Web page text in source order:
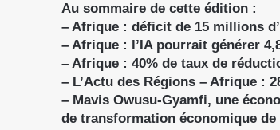
Au sommaire de cette édition :
– Afrique : déficit de 15 millions
– Afrique : l’IA pourrait générer
– Afrique : 40% de taux de
– L’Actu des Régions – Afrique :
– Mavis Owusu-Gyamfi, une
de transformation économique de